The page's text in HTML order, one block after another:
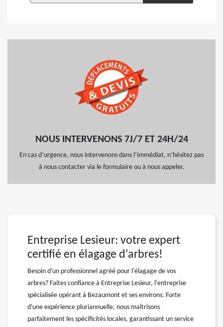
NOUS INTERVENONS 7J/7 ET 24H/24
En cas d’urgence, nous intervenons dans l’immédiat, n’hésitez pas
à nous contacter via le formulaire ou à nous appeler.
Entreprise Lesieur: votre expert
certifié en élagage d'arbres!
Besoin d'un professionnel agréé pour l'élagage de vos
arbres? Faites confiance à Entreprise Lesieur, l'entreprise
spécialisée opérant à Bezaumont et ses environs. Forte
d'une expérience pluriannuelle, nous maîtrisons
parfaitement les spécificités locales, garantissant un service